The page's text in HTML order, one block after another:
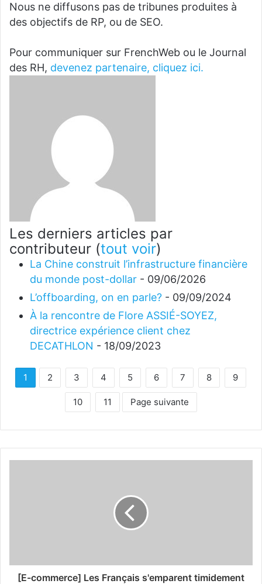
Nous ne diffusons pas de tribunes produites à
des objectifs de RP, ou de SEO.
Pour communiquer sur FrenchWeb ou le Journal
des RH, devenez partenaire, cliquez ici.
Les derniers articles par
contributeur (tout voir)
La Chine construit l’infrastructure financière
du monde post-dollar - 09/06/2026
L’offboarding, on en parle? - 09/09/2024
À la rencontre de Flore ASSIÉ-SOYEZ,
directrice expérience client chez
DECATHLON - 18/09/2023
1 2 3 4 5 6 7 8 9
10 11 Page suivante
[E-commerce] Les Français s'emparent timidement